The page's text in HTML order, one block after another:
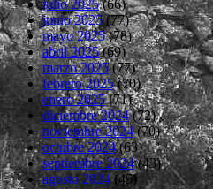
julio 2025(66)
junio 2025(77)
mayo 2025(78)
abril 2025(69)
marzo 2025(77)
febrero 2025(70)
enero 2025(71)
diciembre 2024(72)
noviembre 2024(70)
octubre 2024(63)
septiembre 2024(43)
agosto 2024(45)